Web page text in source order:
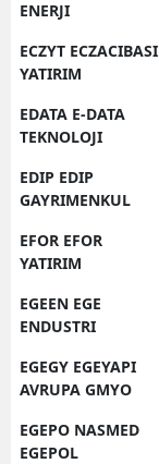
ENERJI
ECZYT ECZACIBASI
YATIRIM
EDATA E-DATA
TEKNOLOJI
EDIP EDIP
GAYRIMENKUL
EFOR EFOR
YATIRIM
EGEEN EGE
ENDUSTRI
EGEGY EGEYAPI
AVRUPA GMYO
EGEPO NASMED
EGEPOL